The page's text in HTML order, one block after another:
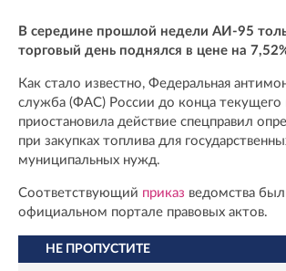
В середине прошлой недели АИ-95
торговый день поднялся в цене на
Как стало известно, Федеральная
служба (ФАС) России до конца текущего
приостановила действие спецправил
при закупках топлива для
муниципальных нужд.
Соответствующий приказ ведомства
официальном портале правовых актов.
НЕ ПРОПУСТИТЕ